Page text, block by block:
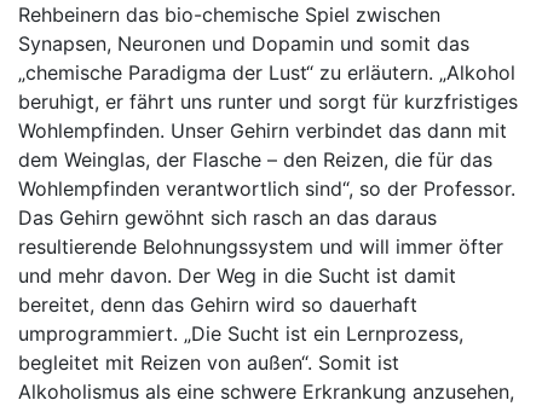
Rehbeinern das bio-chemische Spiel zwischen
Synapsen, Neuronen und Dopamin und somit das
„chemische Paradigma der Lust“ zu erläutern. „Alkohol
beruhigt, er fährt uns runter und sorgt für kurzfristiges
Wohlempfinden. Unser Gehirn verbindet das dann mit
dem Weinglas, der Flasche – den Reizen, die für das
Wohlempfinden verantwortlich sind“, so der Professor.
Das Gehirn gewöhnt sich rasch an das daraus
resultierende Belohnungssystem und will immer öfter
und mehr davon. Der Weg in die Sucht ist damit
bereitet, denn das Gehirn wird so dauerhaft
umprogrammiert. „Die Sucht ist ein Lernprozess,
begleitet mit Reizen von außen“. Somit ist
Alkoholismus als eine schwere Erkrankung anzusehen,